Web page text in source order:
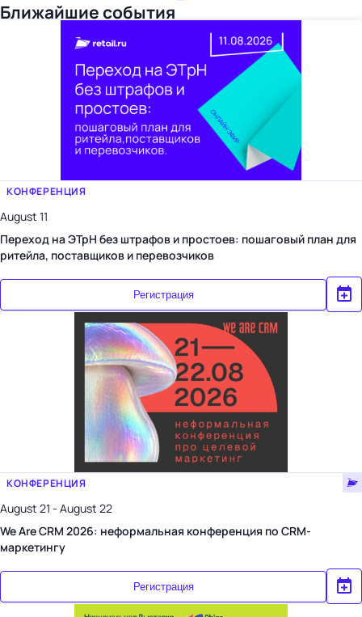
Ближайшие события
КОНФЕРЕНЦИЯ
August 11
Переход на ЭТрН без штрафов и простоев: пошаговый план для
ритейла, поставщиков и перевозчиков
Регистрация
КОНФЕРЕНЦИЯ
August 21 - August 22
We Are CRM 2026: неформальная конференция по CRM-
маркетингу
Регистрация